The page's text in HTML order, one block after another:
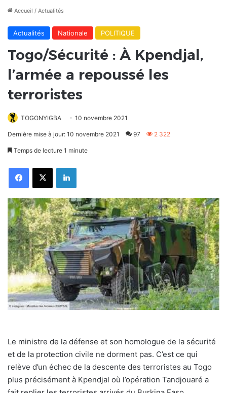
Accueil / Actualités
Actualités Nationale POLITIQUE
Togo/Sécurité : À Kpendjal,
l’armée a repoussé les
terroristes
TOGONYIGBA 10 novembre 2021
Dernière mise à jour: 10 novembre 2021 97 2 322
Temps de lecture 1 minute
FacebookX Linkedin
Le ministre de la défense et son homologue de la sécurité
et de la protection civile ne dorment pas. C’est ce qui
relève d’un échec de la descente des terroristes au Togo
plus précisément à Kpendjal où l’opération Tandjouaré a